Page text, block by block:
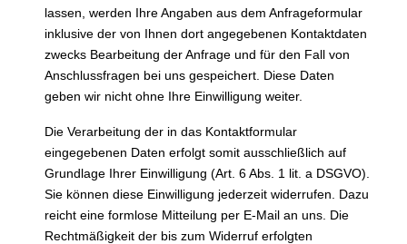
lassen, werden Ihre Angaben aus dem Anfrageformular
inklusive der von Ihnen dort angegebenen Kontaktdaten
zwecks Bearbeitung der Anfrage und für den Fall von
Anschlussfragen bei uns gespeichert. Diese Daten
geben wir nicht ohne Ihre Einwilligung weiter.
Die Verarbeitung der in das Kontaktformular
eingegebenen Daten erfolgt somit ausschließlich auf
Grundlage Ihrer Einwilligung (Art. 6 Abs. 1 lit. a DSGVO).
Sie können diese Einwilligung jederzeit widerrufen. Dazu
reicht eine formlose Mitteilung per E-Mail an uns. Die
Rechtmäßigkeit der bis zum Widerruf erfolgten